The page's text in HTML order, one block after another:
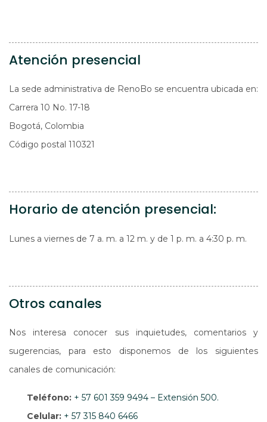
Atención presencial
La sede administrativa de RenoBo se encuentra ubicada en:
Carrera 10 No. 17-18
Bogotá, Colombia
Código postal 110321
Horario de atención presencial:
Lunes a viernes de 7 a. m. a 12 m. y de 1 p. m. a 4:30 p. m.
Otros canales
Nos interesa conocer sus inquietudes, comentarios y
sugerencias, para esto disponemos de los siguientes
canales de comunicación:
Teléfono: + 57 601 359 9494 – Extensión 500.
Celular: + 57 315 840 6466